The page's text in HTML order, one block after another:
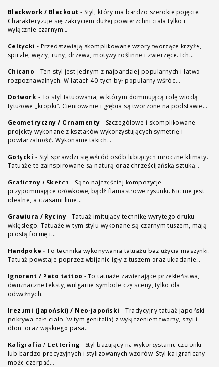
Blackwork / Blackout - Styl, który ma bardzo szerokie pojęcie.
Charakteryzuje się zakryciem dużej powierzchni ciała tylko i
wyłącznie czarnym…
Celtycki - Przedstawiają skomplikowane wzory tworzące krzyże,
spirale, węzły, runy, drzewa, motywy roślinne i zwierzęce. Ich…
Chicano - Ten styl jest jednym z najbardziej popularnych i łatwo
rozpoznawalnych. W latach 40-tych był popularny wśród…
Dotwork - To styl tatuowania, w którym dominującą rolę wiodą
tytułowe „kropki”. Cieniowanie i głębia są tworzone na podstawie…
Geometryczny / Ornamenty - Szczegółowe i skomplikowane
projekty wykonane z kształtów wykorzystujących symetrię i
powtarzalność. Wykonanie takich…
Gotycki - Styl sprawdzi się wśród osób lubiących mroczne klimaty.
Tatuaże te zainspirowane są naturą oraz chrześcijańską sztuką…
Graficzny / Sketch - Są to najczęściej kompozycje
przypominające ołówkowe, bądź flamastrowe rysunki. Nic nie jest
idealne, a czasami linie…
Grawiura / Ryciny - Tatuaż imitujący technikę wyrytego druku
wklęsłego. Tatuaże w tym stylu wykonane są czarnym tuszem, mają
prostą formę i…
Handpoke - To technika wykonywania tatuażu bez użycia maszynki.
Tatuaż powstaje poprzez wbijanie igły z tuszem oraz układanie…
Ignorant / Pato tattoo - To tatuaże zawierające przekleństwa,
dwuznaczne teksty, wulgarne symbole czy sceny, tylko dla
odważnych.
Irezumi (Japoński) / Neo-japoński - Tradycyjny tatuaż japoński
pokrywa całe ciało (w tym genitalia) z wyłączeniem twarzy, szyi i
dłoni oraz wąskiego pasa…
Kaligrafia / Lettering - Styl bazujący na wykorzystaniu czcionki
lub bardzo precyzyjnych i stylizowanych wzorów. Styl kaligraficzny
może czerpać…